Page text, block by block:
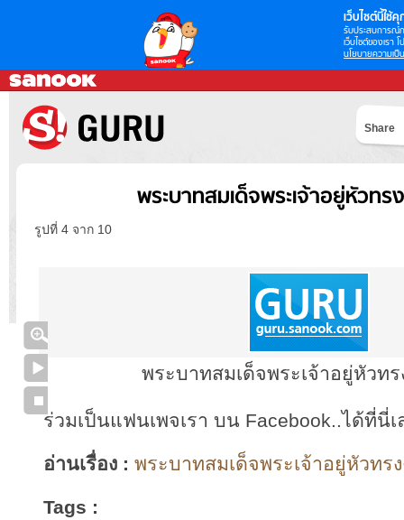
เว็บไซต์นี้ใช้คุ
รับประสบการณ์
เว็บไซต์ของเรา
นโยบายความเป็
Share
พระบาทสมเด็จพระเจ้าอยู่หัวท
รูปที่ 4 จาก 10
พระบาทสมเด็จพระเจ้าอยู่หัวทร
ร่วมเป็นแฟนเพจเรา บน Facebook..ได้ที่นี่เ
อ่านเรื่อง : พระบาทสมเด็จพระเจ้าอยู่หัวทร
Tags :